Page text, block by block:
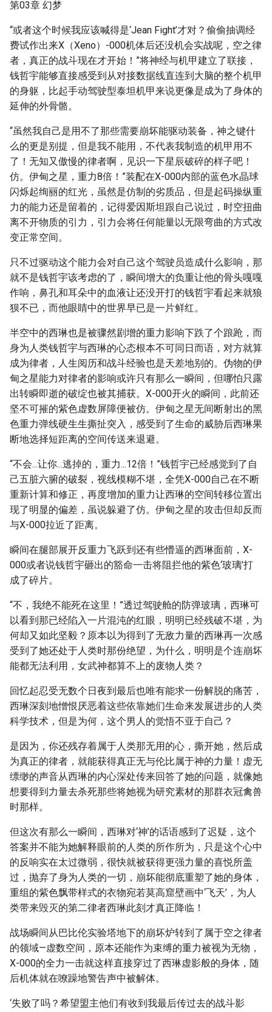
第03章 幻梦
“或者这个时候我应该喊得是‘Jean Fight’才对？偷偷抽调经
费试作出来X（Xeno）-000机体后还没机会实战呢，空之律
者，真正的战斗现在才开始！”将神经与机甲建立了联接，
钱哲宇能够直接感受到从对接数据线直连到大脑的整个机甲
的身躯，比起手动驾驶型泰坦机甲来说更像是成为了身体的
延伸的外骨骼。
“虽然我自己是用不了那些需要崩坏能驱动装备，神之键什
么的更是别提，但是我不能用，不代表我制造的机甲用不
了！无知又傲慢的律者啊，见识一下星辰破碎的样子吧！
仿。伊甸之星，重力8倍！”装配在X-000内部的蓝色水晶球
闪烁起绚丽的红光，虽然是仿制的劣质品，但是起码操纵重
力的能力还是留着的，记得爱因斯坦跟自己说过，时空扭曲
离不开物质的引力，引力会将任何能量以无限弯曲的方式改
变正常空间。
只不过驱动这个能力会对自己这个驾驶员造成什么影响，那
就不是钱哲宇该考虑的了，瞬间增大的负重让他的骨头嘎嘎
作响，鼻孔和耳朵中的血液让还没开打的钱哲宇看起来就狼
狈不已，而他眼睛中的世界早已是一片鲜红。
半空中的西琳也是被骤然剧增的重力影响下跌了个踉跄，而
身为人类钱哲宇与西琳的心态根本不可同日而语，对方就算
成为律者，人生阅历和战斗经验也是天差地别的。伪物的伊
甸之星能力对律者的影响或许只有那么一瞬间，但哪怕只露
出转瞬即逝的破绽也被其捕获。X-000开火的瞬间，此前还
坚不可摧的紫色虚数屏障便被仿。伊甸之星无间断射出的黑
色重力弹线硬生生撕扯突入，感受到了生命的威胁后西琳果
断地选择短距离的空间传送来退避。
“不会...让你...逃掉的，重力...12倍！”钱哲宇已经感觉到了自
己五脏六腑的破裂，视线模糊不堪，全凭X-000自己在不断
重新计算和修正，再度增加的重力让西琳的空间转移位置出
现了明显的偏差，虽说躲避了仿。伊甸之星的攻击但却反而
与X-000拉近了距离。
瞬间在腿部展开反重力飞跃到还有些懵逼的西琳面前，X-
000或者说钱哲宇砸出的豁命一击将阻拦他的紫色‘玻璃’打
成了碎片。
“不，我绝不能死在这里！”透过驾驶舱的防弹玻璃，西琳可
以看到那已经陷入一片混沌的红眼，明明已经残破不堪，为
何却又如此坚毅？原本以为得到了无敌力量的西琳再一次感
受到了她还处于人类时那份绝望，为什么，明明是个连崩坏
能都无法利用，女武神都算不上的废物人类？
回忆起忍受无数个日夜到最后也唯有能求一份解脱的痛苦，
西琳深刻地憎恨厌恶着这些依靠她们生命来发展进步的人类
科学技术，但是为何，这个男人的觉悟不亚于自己？
是因为，你还残存着属于人类那无用的心，撕开她，然后成
为真正的律者，就能获得真正无与伦比属于神的力量！虚无
缥缈的声音从西琳的内心深处传来回答了她的问题，就像她
想要得到力量去杀死那些将她视为研究素材的那群衣冠禽兽
时那样。
但这次有那么一瞬间，西琳对‘神’的话语感到了迟疑，这个
答案并不能为她解释眼前的人类的所作所为，只是这个心中
的反响实在太过微弱，很快就被获得更强力量的喜悦所盖
过，抛弃了身为人类的一切，崩坏能彻底重塑了她的身体，
重组的紫色飘带样式的衣物宛若莫高窟壁画中‘飞天’，为人
类带来毁灭的第二律者西琳此刻才真正降临！
战场瞬间从巴比伦实验塔地下的崩坏炉转到了属于空之律者
的领域—虚数空间，原本还能作为束缚的重力被视为无物，
X-000的全力一击就这样直接穿过了西琳虚影般的身体，随
后机体就在嘹躁地警告声中被解体。
‘失败了吗？希望盟主他们有收到我最后传过去的战斗影